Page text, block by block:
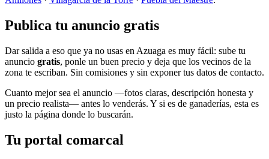
Publica tu anuncio gratis
Dar salida a eso que ya no usas en Azuaga es muy fácil: sube tu
anuncio gratis, ponle un buen precio y deja que los vecinos de la
zona te escriban. Sin comisiones y sin exponer tus datos de contacto.
Cuanto mejor sea el anuncio —fotos claras, descripción honesta y
un precio realista— antes lo venderás. Y si es de ganaderías, esta es
justo la página donde lo buscarán.
Tu portal comarcal